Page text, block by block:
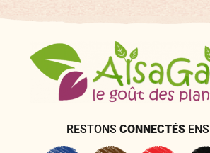
RESTONS CONNECTÉS